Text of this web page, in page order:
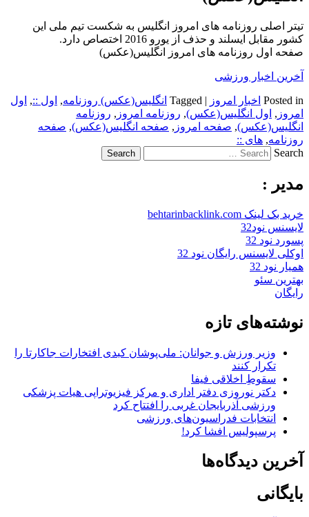
تیتر اصلی روزنامه های امروز انگلیس به شکست تیم ملی این
کشور مقابل ایسلند و حذف از یورو 2016 اختصاص دارد.
صفحه اول روزنامه های امروز انگلیس(عکس)
آخرین اخبار ورزشی
Posted in اخبار امروز |
Tagged انگلیس(عکس) روزنامه, اول ::, اول
امروز , اول انگلیس(عکس), روزنامه امروز , روزنامه
انگلیس(عکس), صفحه امروز , صفحه انگلیس(عکس), صفحه
روزنامه, های ::
Search
مدیر :
خرید بک لینک behtarinbacklink.com
لایسنس نود32
پسورد نود 32
اوکلی لایسنس رایگان نود 32
همیار نود 32
بهترین سئو
رایگان
نوشته‌های تازه
وزیر ورزش و جوانان: ملی‌پوشان کبدی افتخارات جاکارتا را
تکرار کنند
سقوطِ اخلاقی فیفا
دکتر نوروزی دفتر اداری و مرکز فیزیوتراپی هیات پزشکی
ورزشی آذربایجان غربی را افتتاح کرد
انتخابات فدراسیون‌های ورزشی
پرسپولیس افشا کرد!
آخرین دیدگاه‌ها
بایگانی